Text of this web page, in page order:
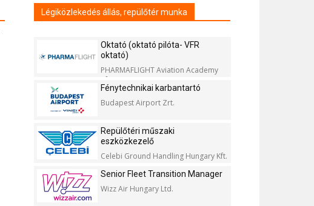
Légiközlekedés állás, repülőtér munka
Oktató (oktató pilóta- VFR
oktató)
PHARMAFLIGHT Aviation Academy
Kft.
Fénytechnikai karbantartó
Budapest Airport Zrt.
Repülőtéri műszaki
eszközkezelő
Celebi Ground Handling Hungary Kft.
Senior Fleet Transition Manager
Wizz Air Hungary Ltd.